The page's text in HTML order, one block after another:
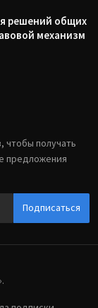
решений общих
механизм
чтобы получать
предложения
Подписаться